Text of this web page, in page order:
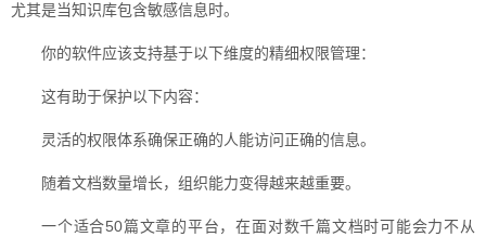
尤其是当知识库包含敏感信息时。
你的软件应该支持基于以下维度的精细权限管理：
这有助于保护以下内容：
灵活的权限体系确保正确的人能访问正确的信息。
随着文档数量增长，组织能力变得越来越重要。
一个适合50篇文章的平台，在面对数千篇文档时可能会力不从